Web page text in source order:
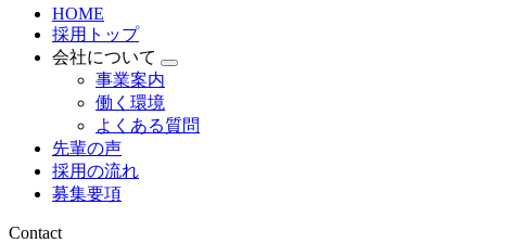
HOME
採用トップ
会社について
事業案内
働く環境
よくある質問
先輩の声
採用の流れ
募集要項
Contact